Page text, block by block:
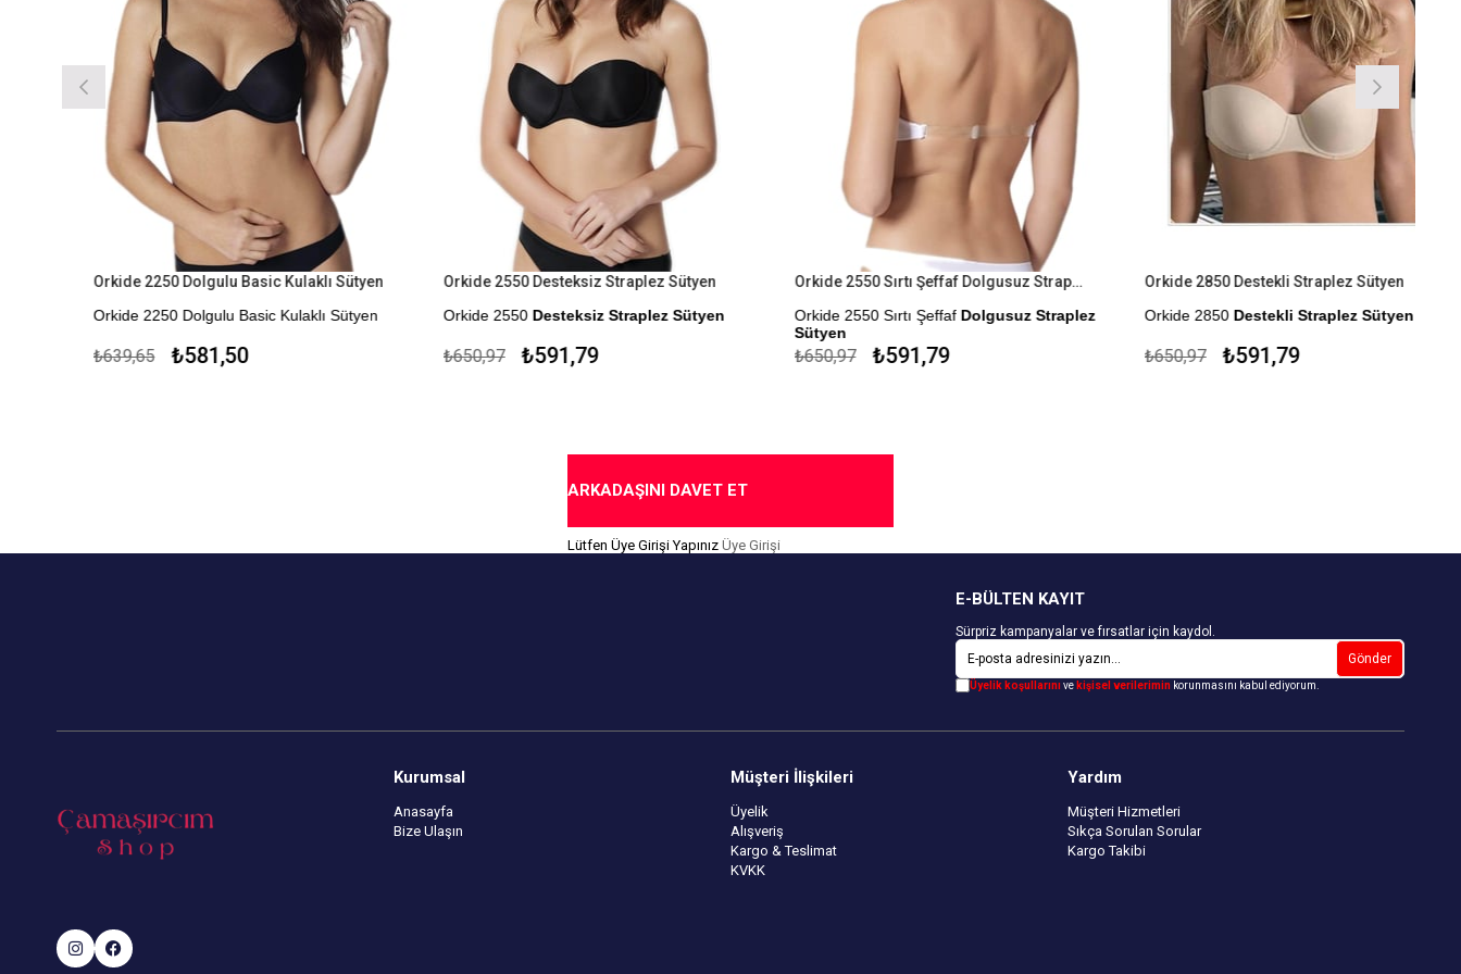
Orkide 2250 Dolgulu Basic Kulaklı Sütyen
Orkide 2250 Dolgulu Basic Kulaklı Sütyen
Kapıda Ödeme Seçeneği
₺581,50
₺639,65
Orkide 2550 Desteksiz Straplez Sütyen
Orkide 2550Desteksiz Straplez Sütyen
₺591,79
₺650,97
Orkide 2550 Sırtı Şeffaf Dolgusuz Straplez Sütyen
Orkide 2550 Sırtı Şeffaf Dolgusuz Straplez
Sütyen
Kapıda Ödeme Seçeneği
₺591,79
₺650,97
Orkide 2850 Destekli Straplez Sütyen
Orkide 2850Destekli Straplez Sütyen
Kapıda Ödeme Seçeneği
₺591,79
₺650,97
ARKADAŞINI DAVET ET
Lütfen Üye Girişi Yapınız Üye Girişi
E-BÜLTEN KAYIT
Sürpriz kampanyalar ve fırsatlar için kaydol.
Gönder
Üyelik koşullarınıve kişisel verileriminkorunmasını kabul ediyorum.
Kurumsal
Anasayfa
Bize Ulaşın
Müşteri İlişkileri
Üyelik
Alışveriş
Kargo & Teslimat
KVKK
Yardım
Müşteri Hizmetleri
Sıkça Sorulan Sorular
Kargo Takibi